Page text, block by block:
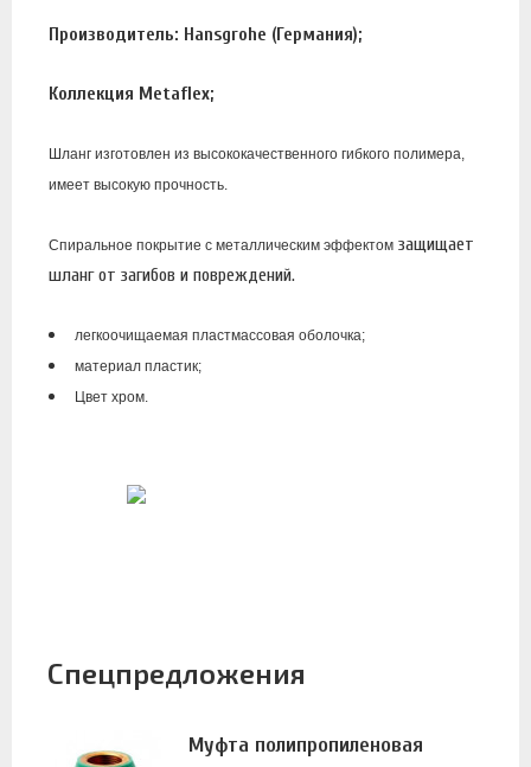
Производитель: Hansgrohe (Германия);
Коллекция Metaflex;
Шланг изготовлен из высококачественного гибкого полимера,
имеет высокую прочность.
Спиральное покрытие с металлическим эффектом защищает
шланг от загибов и повреждений.
легкоочищаемая пластмассовая оболочка;
материал пластик;
Цвет хром.
Спецпредложения
Муфта полипропиленовая